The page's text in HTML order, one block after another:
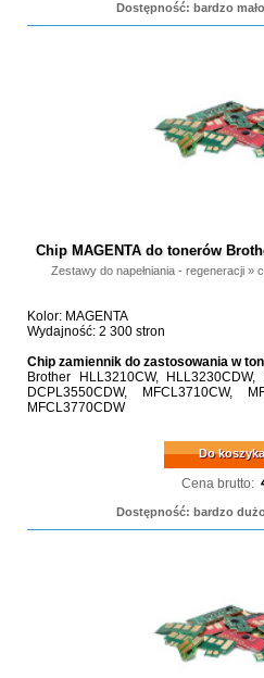
Dostępność: bardzo
Chip MAGENTA do tonerów
Zestawy do napełniania - regeneracji »
Kolor: MAGENTA
Wydajność: 2 300 stron
Chip zamiennik do zastosowania w
Brother HLL3210CW,
DCPL3550CDW, MFCL3710CW,
MFCL3770CDW
Do
Cena brutto:
Dostępność: bardzo